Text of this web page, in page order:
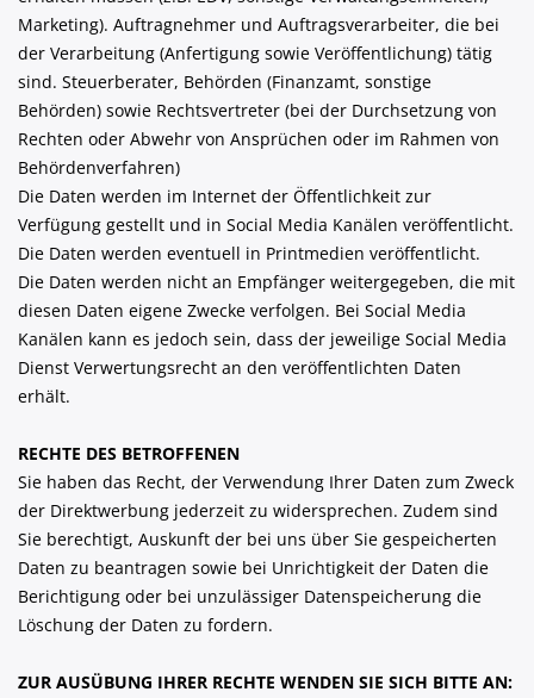
Marketing). Auftragnehmer und Auftragsverarbeiter, die bei
der Verarbeitung (Anfertigung sowie Veröffentlichung) tätig
sind. Steuerberater, Behörden (Finanzamt, sonstige
Behörden) sowie Rechtsvertreter (bei der Durchsetzung von
Rechten oder Abwehr von Ansprüchen oder im Rahmen von
Behördenverfahren)
Die Daten werden im Internet der Öffentlichkeit zur
Verfügung gestellt und in Social Media Kanälen veröffentlicht.
Die Daten werden eventuell in Printmedien veröffentlicht.
Die Daten werden nicht an Empfänger weitergegeben, die mit
diesen Daten eigene Zwecke verfolgen. Bei Social Media
Kanälen kann es jedoch sein, dass der jeweilige Social Media
Dienst Verwertungsrecht an den veröffentlichten Daten
erhält.
RECHTE DES BETROFFENEN
Sie haben das Recht, der Verwendung Ihrer Daten zum Zweck
der Direktwerbung jederzeit zu widersprechen. Zudem sind
Sie berechtigt, Auskunft der bei uns über Sie gespeicherten
Daten zu beantragen sowie bei Unrichtigkeit der Daten die
Berichtigung oder bei unzulässiger Datenspeicherung die
Löschung der Daten zu fordern.
ZUR AUSÜBUNG IHRER RECHTE WENDEN SIE SICH BITTE AN: